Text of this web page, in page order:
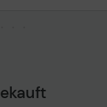
Technisches